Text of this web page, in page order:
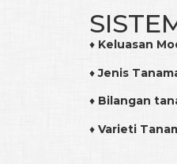
♦ Keluasan
♦Jenis
♦ Bilangan
♦ Varieti